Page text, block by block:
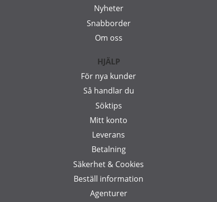
Nyheter
Snabborder
Om oss
HJÄLP
För nya kunder
Så handlar du
Söktips
Mitt konto
Leverans
Betalning
Säkerhet & Cookies
Beställ information
Agenturer